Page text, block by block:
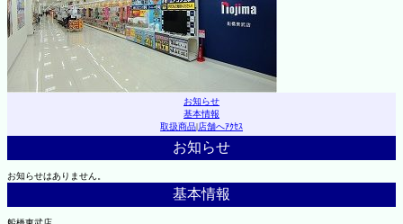
お知らせ
基本情報
取扱商品|店舗へｱｸｾｽ
お知らせ
お知らせはありません。
基本情報